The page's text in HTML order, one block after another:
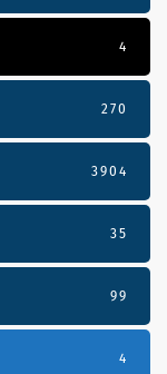
4
270
3904
35
99
4